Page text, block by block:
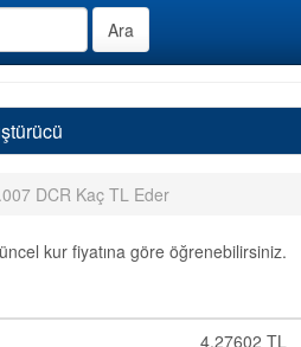
DCR Kaç TL Eder
kur fiyatına göre öğrenebilirsiniz.
4,27602 TL